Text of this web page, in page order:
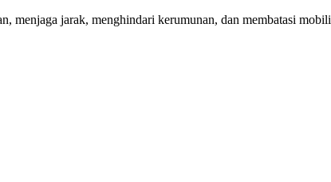
menjaga jarak, menghindari kerumunan, dan membatasi